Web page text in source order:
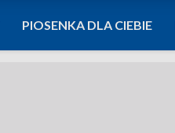
PIOSENKA DLA CIEBIE